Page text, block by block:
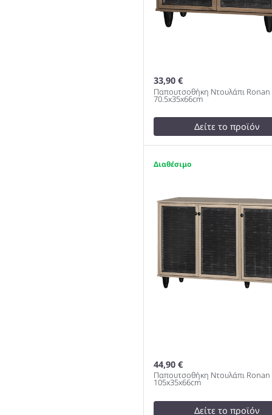
33,90 €
Παπουτσοθήκη Ντουλάπι Ronan
70.5x35x66cm
Δείτε το προϊόν
29,90 €
test False
Παπουτσοθήκη Ντουλάπι
44,90 €
Παπουτσοθήκη Ντουλάπι
105x35x66cm
Δείτε το προϊόν